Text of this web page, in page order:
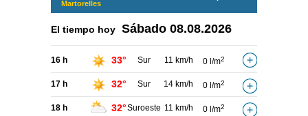
Martorelles
El tiempo hoy Sábado 08.08.2026
16 h 33° Sur 11 km/h 0 l/m2
17 h 32° Sur 14 km/h 0 l/m2
18 h 32°Suroeste 11 km/h 0 l/m2